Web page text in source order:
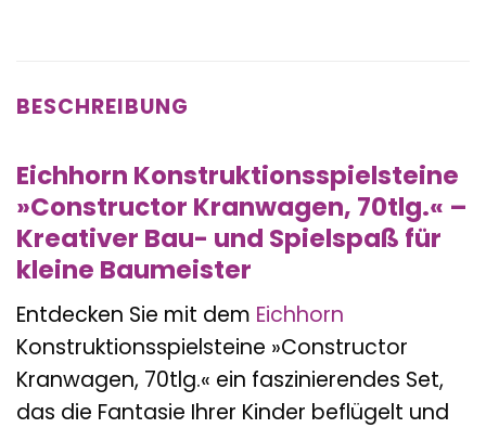
BESCHREIBUNG
Eichhorn Konstruktionsspielsteine
»Constructor Kranwagen, 70tlg.« –
Kreativer Bau- und Spielspaß für
kleine Baumeister
Entdecken Sie mit dem Eichhorn
Konstruktionsspielsteine »Constructor
Kranwagen, 70tlg.« ein faszinierendes Set,
das die Fantasie Ihrer Kinder beflügelt und